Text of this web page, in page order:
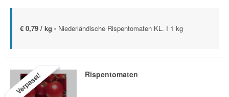
€ 0,79 / kg - Niederländische Rispentomaten KL. I 1 kg
Verpasst! Rispentomaten